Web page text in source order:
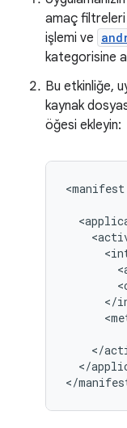
amaç filtreleri
işlemi ve
kategorisine
Bu etkinliğe,
kaynak
öğesi ekleyin:
<manifest
</